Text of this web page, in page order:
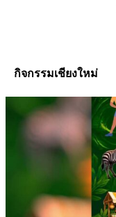
กิจกรรมเชียงใหม่